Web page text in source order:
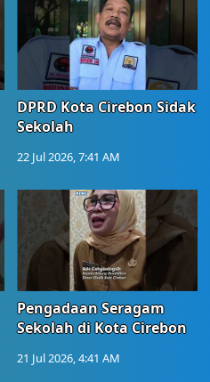
DPRD Kota Cirebon Sidak
Sekolah
22 Jul 2026, 7:41 AM
Pengadaan Seragam
Sekolah di Kota Cirebon
21 Jul 2026, 4:41 AM